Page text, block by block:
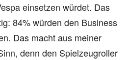
einsetzen würdet. Das
84% würden den Business
Das macht aus meiner
denn den Spielzeugroller